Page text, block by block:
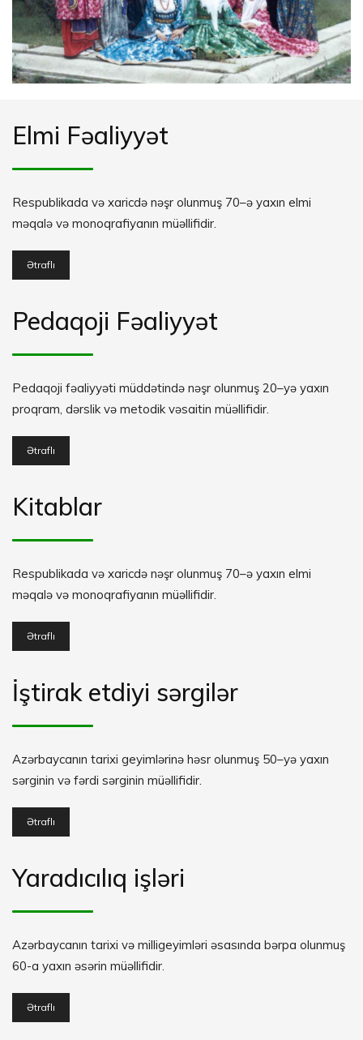
Elmi Fəaliyyət
Respublikada və xaricdə nəşr olunmuş 70–ə yaxın elmi
məqalə və monoqrafiyanın müəllifidir.
Ətraflı
Pedaqoji Fəaliyyət
Pedaqoji fəaliyyəti müddətində nəşr olunmuş 20–yə yaxın
proqram, dərslik və metodik vəsaitin müəllifidir.
Ətraflı
Kitablar
Respublikada və xaricdə nəşr olunmuş 70–ə yaxın elmi
məqalə və monoqrafiyanın müəllifidir.
Ətraflı
İştirak etdiyi sərgilər
Azərbaycanın tarixi geyimlərinə həsr olunmuş 50–yə yaxın
sərginin və fərdi sərginin müəllifidir.
Ətraflı
Yaradıcılıq işləri
Azərbaycanın tarixi və milligeyimləri əsasında bərpa olunmuş
60-a yaxın əsərin müəllifidir.
Ətraflı